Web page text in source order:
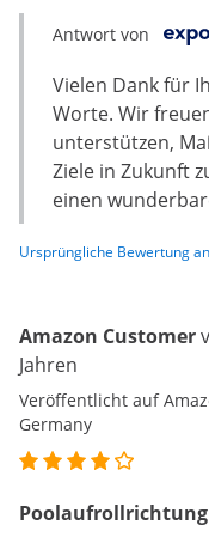
Antwort von
Vielen Dank für
Worte. Wir
unterstützen,
Ziele in Zukunft
einen
Ursprüngliche Bewertung
Amazon Customer
Jahren
Veröffentlicht auf
Germany
Poolaufrollrichtung